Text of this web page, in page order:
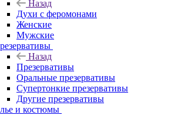
Назад
Духи с феромонами
Женские
Мужские
Назад
Презервативы
Оральные презервативы
Супертонкие презервативы
Другие презервативы
и костюмы